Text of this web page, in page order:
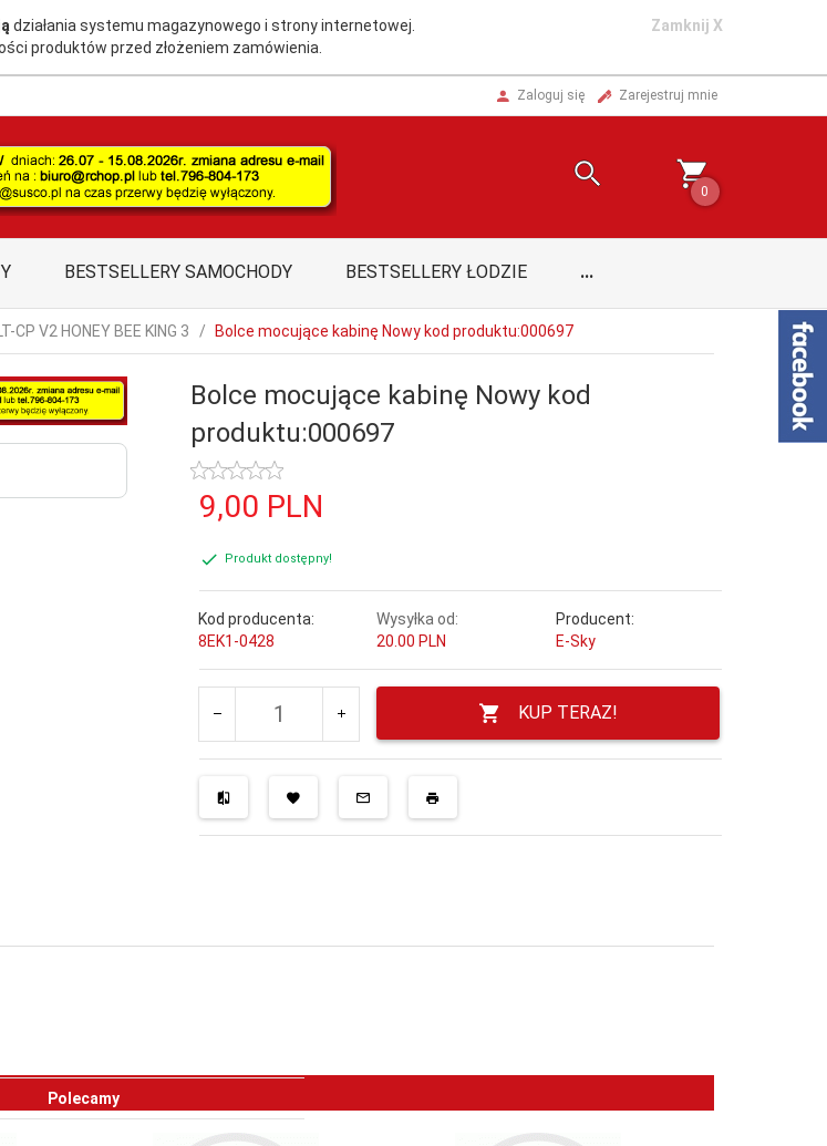
działania systemu magazynowego i strony internetowej.
produktów przed złożeniem zamówienia.
Zamknij X
Zaloguj się Zarejestruj mnie
0
BESTSELLERY SAMOCHODY BESTSELLERY ŁODZIE ...
CP V2 HONEY BEE KING 3 Bolce mocujące kabinę Nowy kod produktu:000697
Bolce mocujące kabinę Nowy kod
produktu:000697
9,00 PLN
Produkt dostępny!
Kod producenta:
8EK1-0428
Wysyłka od:
20.00 PLN
Producent:
E-Sky
KUP TERAZ!
Polecamy